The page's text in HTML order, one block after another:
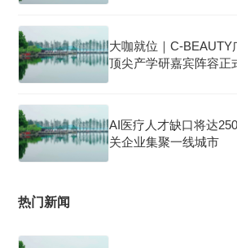
大咖就位｜C-BEAUTY
顶尖产学研嘉宾阵容正
AI医疗人才缺口将达
关企业集聚一线城市
热门新闻